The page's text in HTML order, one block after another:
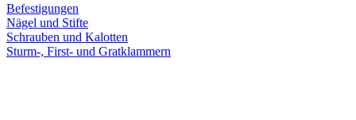
Befestigungen
Nägel und Stifte
Schrauben und Kalotten
Sturm-, First- und Gratklammern